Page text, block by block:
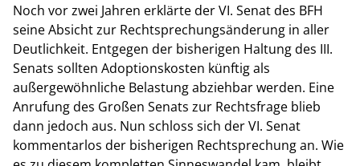
Noch vor zwei Jahren erklärte der VI. Senat des BFH
seine Absicht zur Rechtsprechungsänderung in aller
Deutlichkeit. Entgegen der bisherigen Haltung des III.
Senats sollten Adoptionskosten künftig als
außergewöhnliche Belastung abziehbar werden. Eine
Anrufung des Großen Senats zur Rechtsfrage blieb
dann jedoch aus. Nun schloss sich der VI. Senat
kommentarlos der bisherigen Rechtsprechung an. Wie